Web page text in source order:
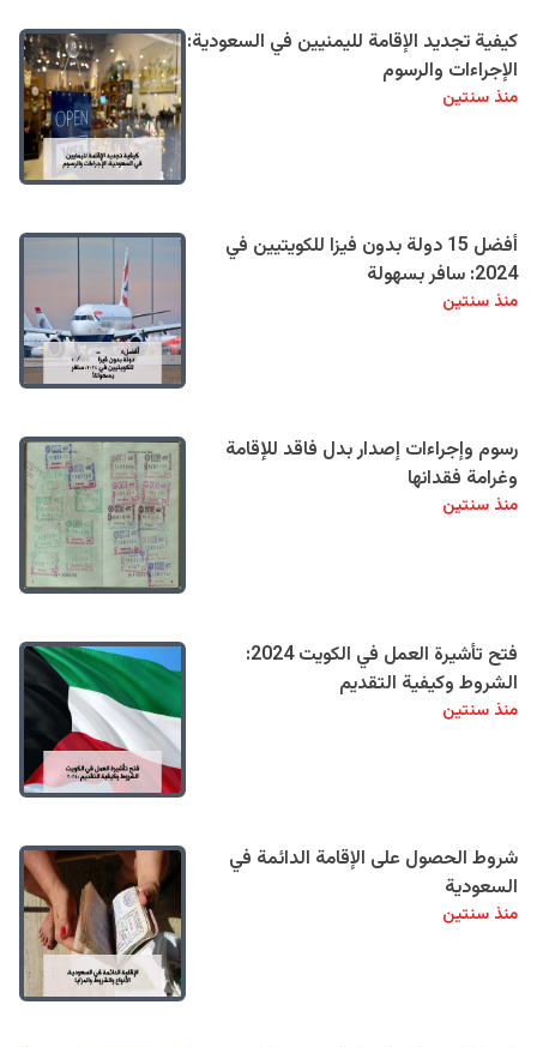
كيفية تجديد الإقامة لليمنيين في السعودية:
الإجراءات والرسوم
منذ سنتين
أفضل 15 دولة بدون فيزا للكويتيين في
2024: سافر بسهولة
منذ سنتين
رسوم وإجراءات إصدار بدل فاقد للإقامة
وغرامة فقدانها
منذ سنتين
فتح تأشيرة العمل في الكويت 2024:
الشروط وكيفية التقديم
منذ سنتين
شروط الحصول على الإقامة الدائمة في
السعودية
منذ سنتين